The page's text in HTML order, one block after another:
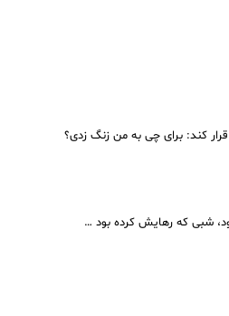
کند: برای چی به من زنگ زدی؟
شبی که رهایش کرده بود …